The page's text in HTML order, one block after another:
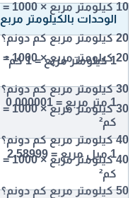
10 كيلومتر مربع × 1000 = 10000 دونم
20 كيلومتر مربع كم دونم؟
20 كيلومتر مربع × 1000 = 20000 دونم
30 كيلومتر مربع كم دونم؟
30 كيلومتر مربع × 1000 = 30000 دونم
40 كيلومتر مربع كم دونم؟
40 كيلومتر مربع × 1000 = 40000 دونم
50 كيلومتر مربع كم دونم؟
الوحدات بالكيلومتر مربع
1 كيلومتر مربع = 1 كم²
1 متر مربع = 0.000001
كم²
1 ميل مربع = 2.58999
كم²